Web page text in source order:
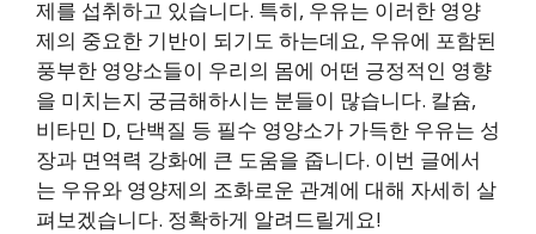
제를 섭취하고 있습니다. 특히, 우유는 이러한 영양
제의 중요한 기반이 되기도 하는데요, 우유에 포함된
풍부한 영양소들이 우리의 몸에 어떤 긍정적인 영향
을 미치는지 궁금해하시는 분들이 많습니다. 칼슘,
비타민 D, 단백질 등 필수 영양소가 가득한 우유는 성
장과 면역력 강화에 큰 도움을 줍니다. 이번 글에서
는 우유와 영양제의 조화로운 관계에 대해 자세히 살
펴보겠습니다. 정확하게 알려드릴게요!